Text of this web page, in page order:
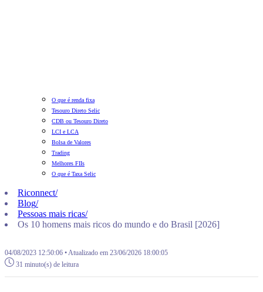
O que é renda fixa
Tesouro Direto Selic
CDB ou Tesouro Direto
LCI e LCA
Bolsa de Valores
Trading
Melhores FIIs
O que é Taxa Selic
Riconnect/
Blog/
Pessoas mais ricas/
Os 10 homens mais ricos do mundo e do Brasil [2026]
04/08/2023 12:50:06 • Atualizado em 23/06/2026 18:00:05
31 minuto(s) de leitura